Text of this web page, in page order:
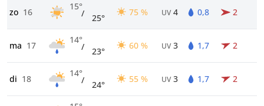
zo 16
15°
/ 25°
75 % UV 4 0,8 2
ma 17
14°
/ 23°
60 % UV 3 1,7 2
di 18
14°
/ 24°
55 % UV 3 1,7 2